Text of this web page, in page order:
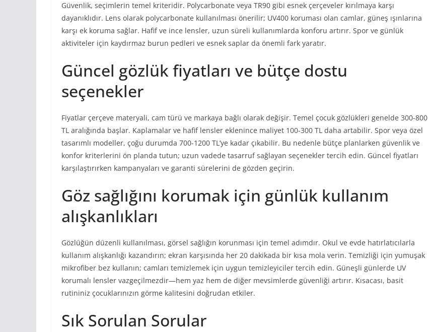
Güvenlik, seçimlerin temel kriteridir. Polycarbonate veya TR90 gibi esnek çerçeveler kırılmaya karşı
dayanıklıdır. Lens olarak polycarbonate kullanılması önerilir; UV400 koruması olan camlar, güneş ışınlarına
karşı ek koruma sağlar. Hafif ve ince lensler, uzun süreli kullanımlarda konforu artırır. Spor ve günlük
aktiviteler için kaydırmaz burun pedleri ve esnek saplar da önemli fark yaratır.
Güncel gözlük fiyatları ve bütçe dostu
seçenekler
Fiyatlar çerçeve materyali, cam türü ve markaya bağlı olarak değişir. Temel çocuk gözlükleri genelde 300-800
TL aralığında başlar. Kaplamalar ve hafif lensler eklenince maliyet 100-300 TL daha artabilir. Spor veya özel
tasarımlı modeller, çoğu durumda 700-1200 TL’ye kadar çıkabilir. Bu nedenle bütçe planlarken güvenlik ve
konfor kriterlerini ön planda tutun; uzun vadede tasarruf sağlayan seçenekler tercih edin. Güncel fiyatları
karşılaştırırken kampanyaları ve garanti sürelerini de gözden geçirin.
Göz sağlığını korumak için günlük kullanım
alışkanlıkları
Gözlüğün düzenli kullanılması, görsel sağlığın korunması için temel adımdır. Okul ve evde hatırlatıcılarla
kullanım alışkanlığı kazandırın; ekran karşısında her 20 dakikada bir kısa mola verin. Temizliği için yumuşak
mikrofiber bez kullanın; camları temizlemek için uygun temizleyiciler tercih edin. Güneşli günlerde UV
korumalı lensler vazgeçilmezdir—hem yaz hem de diğer mevsimlerde güvenliği artırır. Kısacası, basit
rutininiz çocuklarınızın görme kalitesini doğrudan etkiler.
Sık Sorulan Sorular